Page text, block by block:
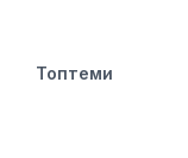
Топтеми